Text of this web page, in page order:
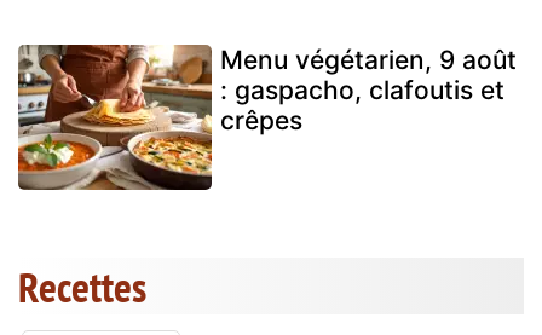
Menu végétarien, 9 août
: gaspacho, clafoutis et
crêpes
Recettes